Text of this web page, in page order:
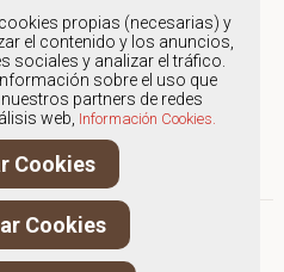
gestionados
entregarán en
los pedidos
de semana, el
a partir del
propias (necesarias) y
el contenido y los anuncios,
sociales y analizar el tráfico.
sobre el uso que
partners de redes
web, Información Cookies.
Cookies
Cookies